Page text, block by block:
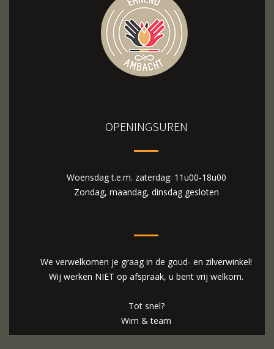
OPENINGSUREN
Woensdag t.e.m. zaterdag: 11u00-18u00
Zondag, maandag, dinsdag gesloten
We verwelkomen je graag in de goud- en zilverwinkel!
Wij werken NIET op afspraak, u bent vrij welkom.
Tot snel?
Wim & team